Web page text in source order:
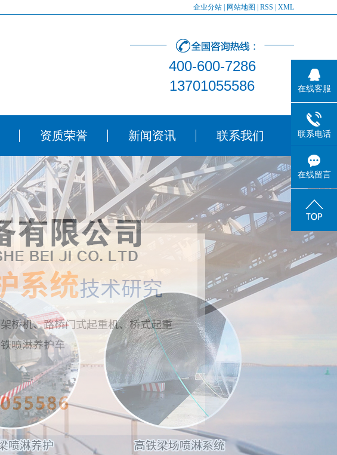
企业分站 网站地图 RSS XML
400-600-7286
13701055586
资质荣誉 新闻资讯 联系我们
在线客服
联系电话
在线留言